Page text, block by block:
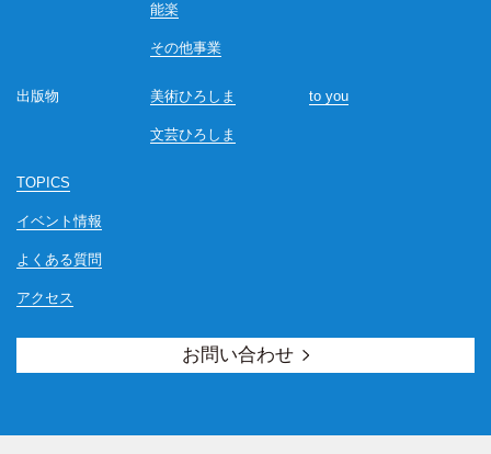
能楽
その他事業
出版物 美術ひろしま
文芸ひろしま
to you
TOPICS
イベント情報
よくある質問
アクセス
お問い合わせ